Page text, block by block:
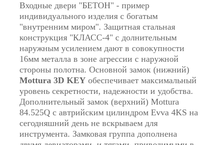
Входные двери "БЕТОН" - пример
индивидуального изделия с богатым
"внутренним миром". Защитная стальная
конструкция "КЛАСС-4" с долнительным
наружным усилением дают в совокупности
16мм металла в зоне агрессии с наружной
стороны полотна. Основной замок (нижний)
Mottura 3D KEY обеспечивает максимальный
уровень секретности, надежности и удобства.
Дополнительный замок (верхний) Mottura
84.525Q с автрийским цилиндром Evva 4KS на
сегодняшний день не вскрываем для
инструмента. Замковая группа дополнена